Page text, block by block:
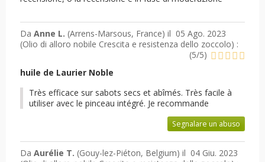
Da Anne L. (Arrens-Marsous, France) il 05 Ago. 2023
(Olio di alloro nobile Crescita e resistenza dello zoccolo) :
(5/5)
huile de Laurier Noble
Très efficace sur sabots secs et abîmés. Très facile à
utiliser avec le pinceau intégré. Je recommande
Segnalare un abuso
Da Aurélie T. (Gouy-lez-Piéton, Belgium) il 04 Giu. 2023